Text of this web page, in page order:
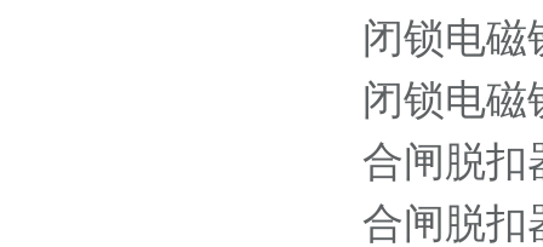
闭锁电磁
闭锁电磁
合闸脱扣
合闸脱扣